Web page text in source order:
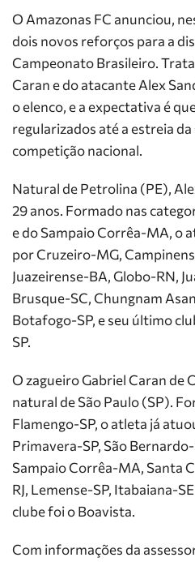
O Amazonas FC anunciou,
dois novos reforços para a
Campeonato Brasileiro.
Caran e do atacante Alex
o elenco, e a expectativa é
regularizados até a estreia
competição nacional.
Natural de Petrolina (PE),
29 anos. Formado nas
e do Sampaio Corrêa-MA, o
por Cruzeiro-MG,
Juazeirense-BA, Globo-RN,
Brusque-SC, Chungnam
Botafogo-SP, e seu último
SP.
O zagueiro Gabriel Caran de
natural de São Paulo (SP).
Flamengo-SP, o atleta já
Primavera-SP, São Bernardo-
Sampaio Corrêa-MA, Santa
RJ, Lemense-SP, Itabaiana-
clube foi o Boavista.
Com informações da